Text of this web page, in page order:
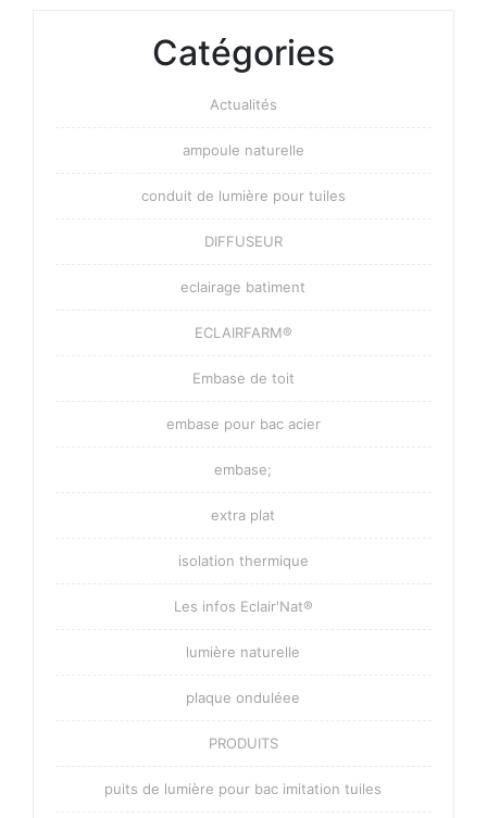
Catégories
Actualités
ampoule naturelle
conduit de lumière pour tuiles
DIFFUSEUR
eclairage batiment
ECLAIRFARM®
Embase de toit
embase pour bac acier
embase;
extra plat
isolation thermique
Les infos Eclair'Nat®
lumière naturelle
plaque onduléee
PRODUITS
puits de lumière pour bac imitation tuiles